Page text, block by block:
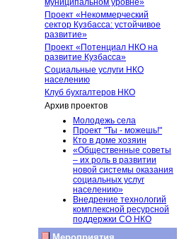
муниципальном уровне»
Проект «Некоммерческий
сектор Кузбасса: устойчивое
развитие»
Проект «Потенциал НКО на
развитие Кузбасса»
Социальные услуги НКО
населению
Клуб бухгалтеров НКО
Архив проектов
Молодежь села
Проект "Ты - можешь!"
Кто в доме хозяин
«Общественные советы
– их роль в развитии
новой системы оказания
социальных услуг
населению»
Внедрение технологий
комплексной ресурсной
поддержки СО НКО